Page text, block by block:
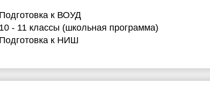
Подготовка к ВОУД
10 - 11 классы (школьная программа)
Подготовка к НИШ